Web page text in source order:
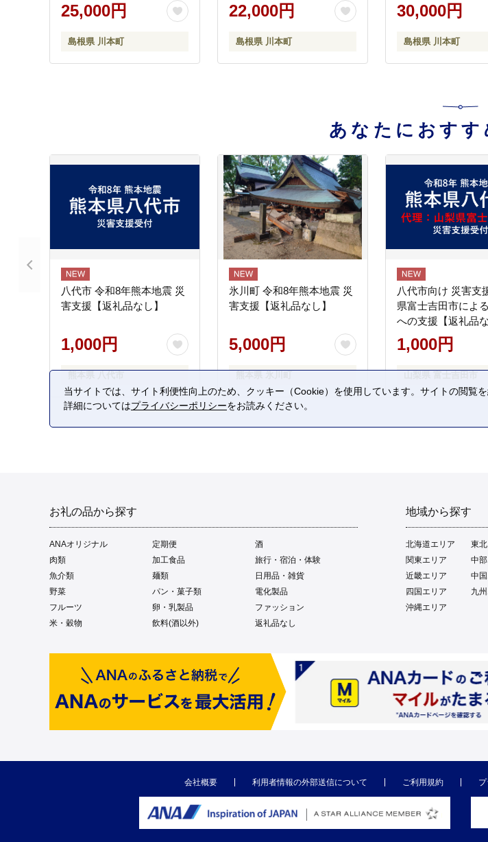
25,000円
島根県 川本町
22,000円
島根県 川本町
30,000円
島根県 川本町
あなたにおすす
八代市 令和8年熊本地震 災
害支援【返礼品なし】
1,000円
氷川町 令和8年熊本地震 災
害支援【返礼品なし】
5,000円
八代市向け 災害支
県富士吉田市によ
への支援【返礼品な
1,000円
お礼の品から探す
ANAオリジナル 定期便
酒
肉類
加工食品
旅行・宿泊・体験
魚介類
麺類
日用品・雑貨
野菜
パン・菓子類
電化製品
フルーツ
卵・乳製品
ファッション
米・穀物
飲料(酒以外) 返礼品なし
地域から探す
北海道エリア
東
関東エリア
中
近畿エリア
中
四国エリア
九
沖縄エリア
会社概要 利用者情報の外部送信について ご利用規約
当サイトでは、サイト利便性向上のため、クッキー（Cookie）を使用しています。サイトの閲覧
詳細についてはプライバシーポリシーをお読みください。